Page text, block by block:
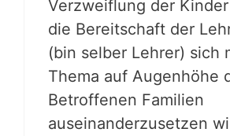
Verzweiflung der
die Bereitschaft der
(bin selber Lehrer) sich
Thema auf Augenhöhe
Betroffenen Familien
auseinanderzusetzen